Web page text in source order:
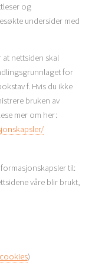
og
undersider med
nettsiden skal
for
f. Hvis du ikke
bruken av
mer om her:
til:
våre blir brukt,
)